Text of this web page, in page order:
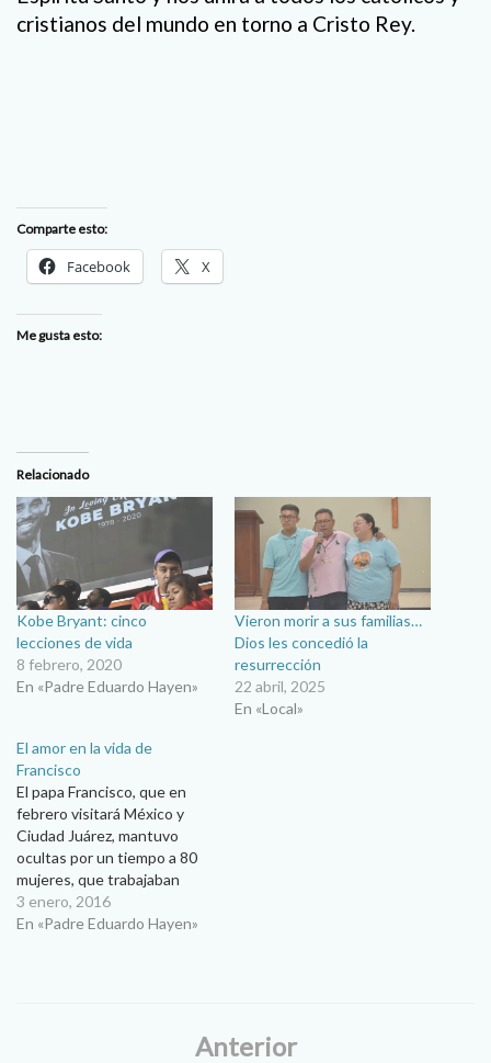
cristianos del mundo en torno a Cristo Rey.
Comparte esto:
Facebook X
Me gusta esto:
Relacionado
Kobe Bryant: cinco
lecciones de vida
8 febrero, 2020
En «Padre Eduardo Hayen»
Vieron morir a sus familias…
Dios les concedió la
resurrección
22 abril, 2025
En «Local»
El amor en la vida de
Francisco
El papa Francisco, que en
febrero visitará México y
Ciudad Juárez, mantuvo
ocultas por un tiempo a 80
mujeres, que trabajaban
como prostitutas. Lo hizo
cuando era el arzobispo de
3 enero, 2016
En «Padre Eduardo Hayen»
Anterior